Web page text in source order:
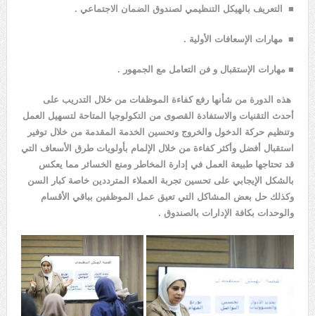
■ التعريف بالهيكل التنظيمي لصندوق الضمان الاجتماعي .
■ مهارات الإسعافات الأولية .
■ مهارات الإستقبال و فن التعامل مع الجمهور .
هذه الدورة من شأنها رفع كفاءة الموظفات من خلال التدريب على
أحدث التقنيات والاستفادة القصوى من التكولوجيا المتاحة لتسهيل العمل
وتنظيم حركة الدخول والخروج وتحسين الخدمة المقدمة من خلال توفير
استقبال أفضل وأكثر كفاءة من خلال الإلمام بأولويات طرق الأسعاف التي
قد تحتاجها طبيعة العمل في إدارة المخاطر ومنع الخسائر مما يعكس
بالشكل الإيجابي على تحسين تجربة العملاء المترددين خاصة كبار السن
وكذلك حل بعض المشاكل التي تعيق عمل الموظفين بباقي الأقسام
والوحدات بكافة الإدارات بالصندوق .